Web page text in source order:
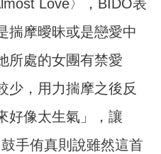
Love〉，BIDO表
揣摩曖昧或是戀愛中
所處的女團有禁愛
少，用力揣摩之後反
好像太生氣」，讓
手侑真則說雖然這首